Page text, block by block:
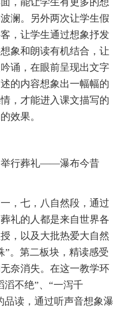
澜。另外两次让学生假
，让学生通过想象抒发
象和朗读有机结合，让
诵，在眼前呈现出文字
的内容想象出一幅幅的
，才能进入课文描写的
效果。
举行葬礼——瀑布今昔
，七，八自然段，通过
礼的人都是来自世界各
，以及大批热爱大自然
”。第二板块，精读感受
奈消失。在这一教学环
滔不绝”、“一泻千
品读，通过听声音想象瀑